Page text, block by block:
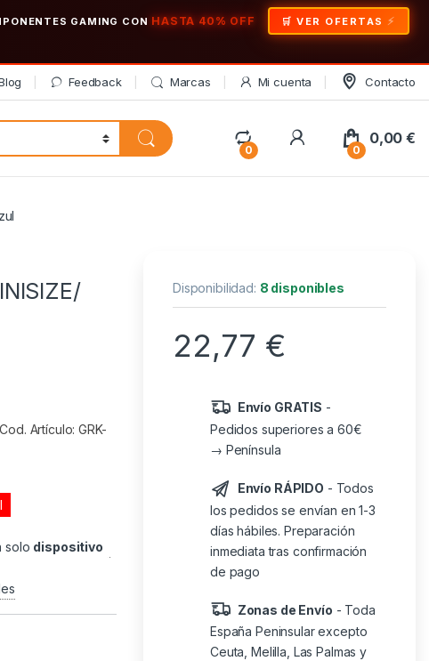
GAMING CON HASTA 40% OFF 🛒 VER OFERTAS
Feedback Marcas Mi cuenta Contacto
0
My Account
0
0,00€
Artículo: GRK-
solo dispositivo
Disponibilidad: 8 disponibles
22,77 €
Envío GRATIS -
Pedidos superiores a 60€
→ Península
Envío RÁPIDO - Todos
los pedidos se envían en 1-3
días hábiles. Preparación
inmediata tras confirmación
de pago
Zonas de Envío - Toda
España Peninsular excepto
Ceuta, Melilla, Las Palmas y